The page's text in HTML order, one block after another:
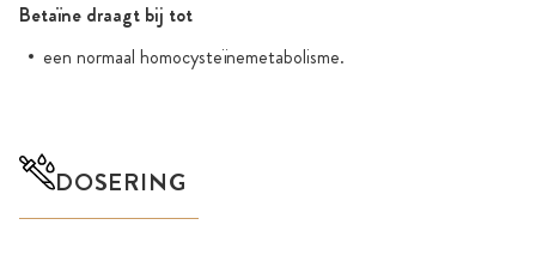
Betaïne draagt bij tot
een normaal homocysteïnemetabolisme.
DOSERING